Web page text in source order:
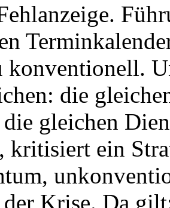
konventionell.
die
gleichen
kritisiert ein
Krise. Da